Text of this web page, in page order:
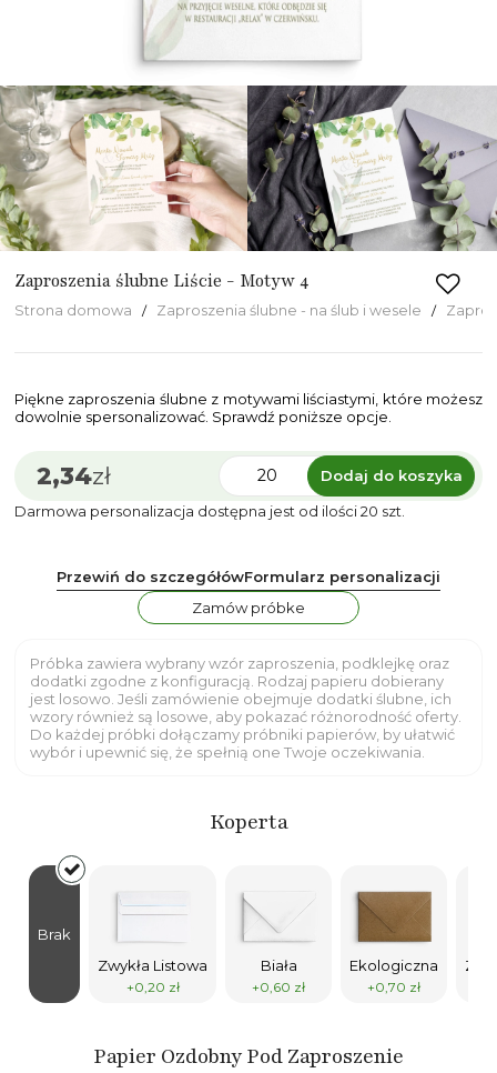
Zaproszenia ślubne Liście - Motyw 4
Strona domowa Zaproszenia ślubne - na ślub i wesele
Piękne zaproszenia ślubne z motywami liściastymi, które możesz
dowolnie spersonalizować. Sprawdź poniższe opcje.
2,34zł
Dodaj do koszyka
Darmowa personalizacja dostępna jest od ilości 20 szt.
Przewiń do szczegółówFormularz personalizacji
Zamów próbke
Próbka zawiera wybrany wzór zaproszenia, podklejkę oraz
dodatki zgodne z konfiguracją. Rodzaj papieru dobierany
jest losowo. Jeśli zamówienie obejmuje dodatki ślubne, ich
wzory również są losowe, aby pokazać różnorodność oferty.
Do każdej próbki dołączamy próbniki papierów, by ułatwić
wybór i upewnić się, że spełnią one Twoje oczekiwania.
Koperta
Brak
Zwykła Listowa
+0,20 zł
Biała
+0,60 zł
Ekologiczna
+0,70 zł
Papier Ozdobny Pod Zaproszenie